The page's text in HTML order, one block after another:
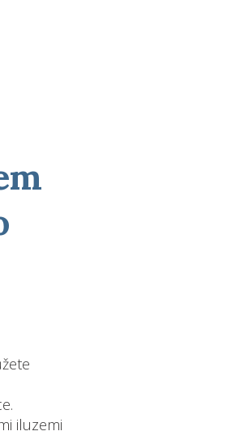
iluzemi